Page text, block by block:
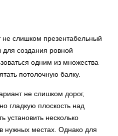
слишком презентабельный
для создания ровной
одним из множества
потолочную балку.
не слишком дорог,
гладкую плоскость над
установить несколько
нужных местах. Однако для